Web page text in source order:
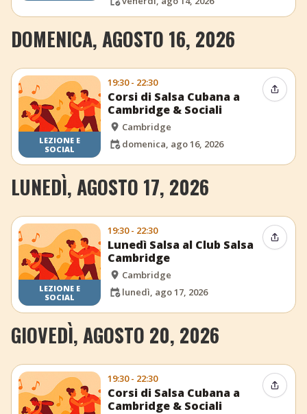
DOMENICA, AGOSTO 16, 2026
LEZIONE E
SOCIAL
19:30 - 22:30
Corsi di Salsa Cubana a
Cambridge & Sociali
Cambridge
domenica, ago 16, 2026
LUNEDÌ, AGOSTO 17, 2026
LEZIONE E
SOCIAL
19:30 - 22:30
Lunedì Salsa al Club Salsa
Cambridge
Cambridge
lunedì, ago 17, 2026
GIOVEDÌ, AGOSTO 20, 2026
19:30 - 22:30
Corsi di Salsa Cubana a
Cambridge & Sociali